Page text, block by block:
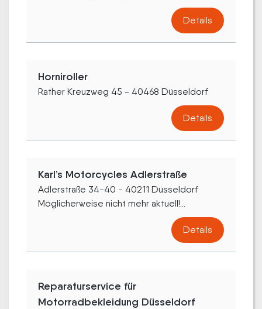
Details
Horniroller
Rather Kreuzweg 45 - 40468 Düsseldorf
Details
Karl’s Motorcycles Adlerstraße
Adlerstraße 34-40 - 40211 Düsseldorf
Möglicherweise nicht mehr aktuell!...
Details
Reparaturservice für
Motorradbekleidung Düsseldorf